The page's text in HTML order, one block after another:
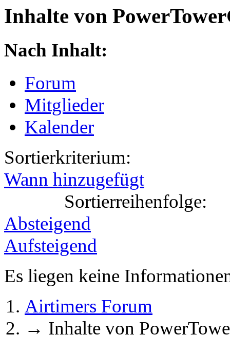
Inhalte von
Nach Inhalt:
Forum
Mitglieder
Kalender
Sortierkriterium:
Wann hinzugefügt
Sortierreihenfolge:
Absteigend
Aufsteigend
Es liegen keine
Airtimers Forum
→ Inhalte von